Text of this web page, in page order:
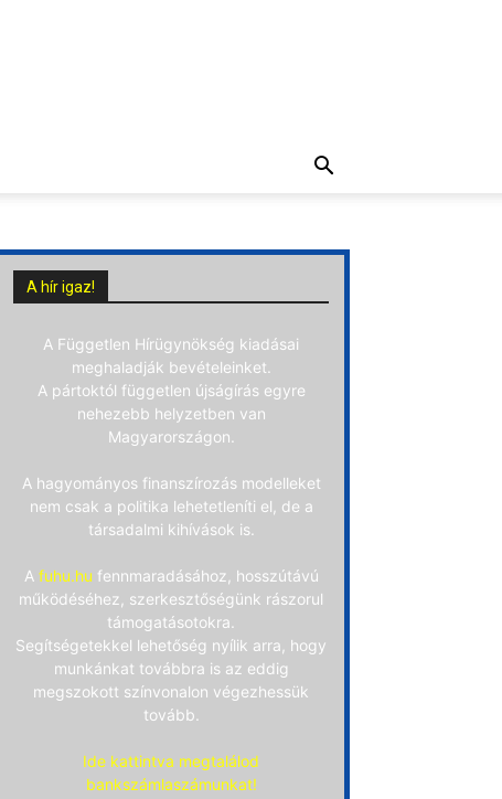
A hír igaz!
A Független Hírügynökség kiadásai
meghaladják bevételeinket.
A pártoktól független újságírás egyre
nehezebb helyzetben van
Magyarországon.
A hagyományos finanszírozás modelleket
nem csak a politika lehetetleníti el, de a
társadalmi kihívások is.
A fuhu.hu fennmaradásához, hosszútávú
működéséhez, szerkesztőségünk rászorul
támogatásotokra.
Segítségetekkel lehetőség nyílik arra, hogy
munkánkat továbbra is az eddig
megszokott színvonalon végezhessük
tovább.
Ide kattintva megtalálod
bankszámlaszámunkat!